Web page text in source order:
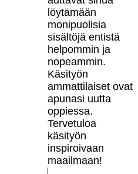
löytämään
monipuolisia
sisältöjä entistä
helpommin ja
nopeammin.
Käsityön
ammattilaiset ovat
apunasi uutta
oppiessa.
Tervetuloa
käsityön
inspiroivaan
maailmaan!